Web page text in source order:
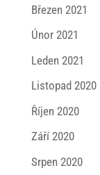
Březen 2021
Únor 2021
Leden 2021
Listopad 2020
Říjen 2020
Září 2020
Srpen 2020